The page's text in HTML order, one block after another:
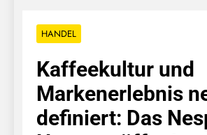
HANDEL
Kaffeekultur und
Markenerlebnis
definiert: Das